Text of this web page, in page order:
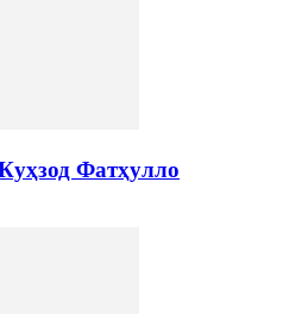
Фатҳулло